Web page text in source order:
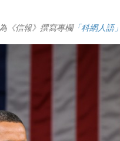
《信報》撰寫專欄「科網人語」
成為 EJ Tech 會員
新資訊（附創業